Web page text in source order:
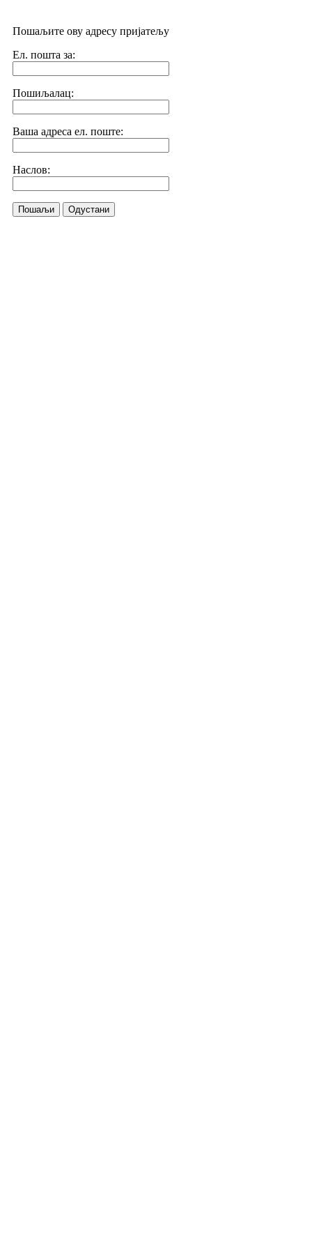
Пошаљите ову адресу пријатељу
Ел. пошта за:
Пошиљалац:
Ваша адреса ел. поште:
Наслов:
Пошаљи Одустани